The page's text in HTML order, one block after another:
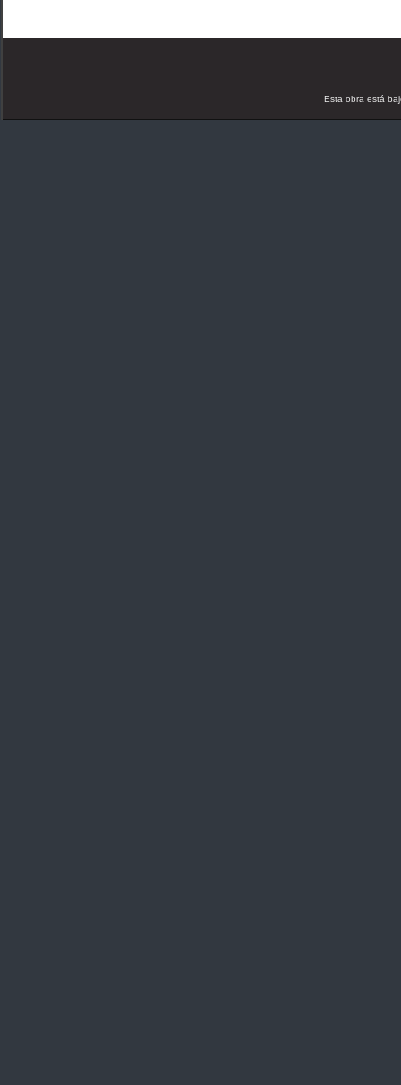
Esta obra está